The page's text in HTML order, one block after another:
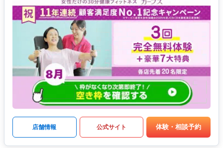
店舗情報 公式サイト 体験・相談予約